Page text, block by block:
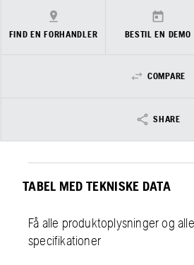
FIND EN FORHANDLER BESTIL EN DEMO
COMPARE
SHARE
TABEL MED TEKNISKE DATA
Få alle produktoplysninger og
specifikationer